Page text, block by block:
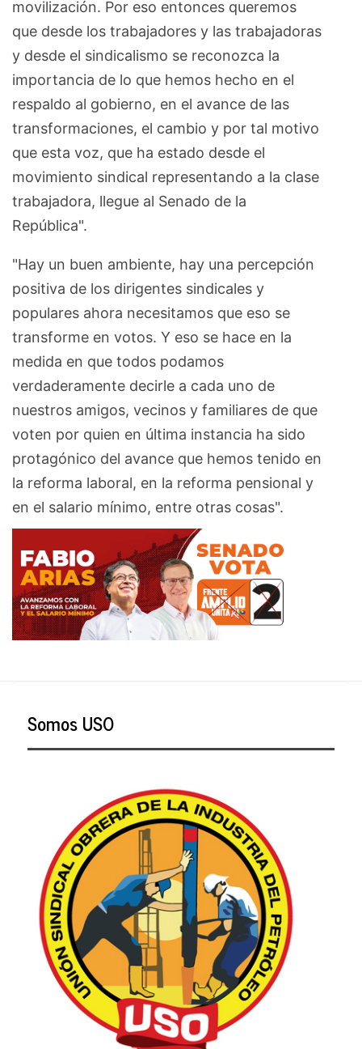
movilización. Por eso entonces queremos
que desde los trabajadores y las trabajadoras
y desde el sindicalismo se reconozca la
importancia de lo que hemos hecho en el
respaldo al gobierno, en el avance de las
transformaciones, el cambio y por tal motivo
que esta voz, que ha estado desde el
movimiento sindical representando a la clase
trabajadora, llegue al Senado de la
República".
"Hay un buen ambiente, hay una percepción
positiva de los dirigentes sindicales y
populares ahora necesitamos que eso se
transforme en votos. Y eso se hace en la
medida en que todos podamos
verdaderamente decirle a cada uno de
nuestros amigos, vecinos y familiares de que
voten por quien en última instancia ha sido
protagónico del avance que hemos tenido en
la reforma laboral, en la reforma pensional y
en el salario mínimo, entre otras cosas".
Somos USO